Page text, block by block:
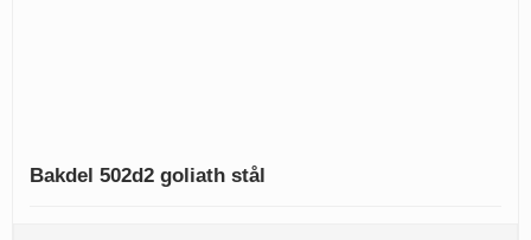
Bakdel 502d2 goliath stål